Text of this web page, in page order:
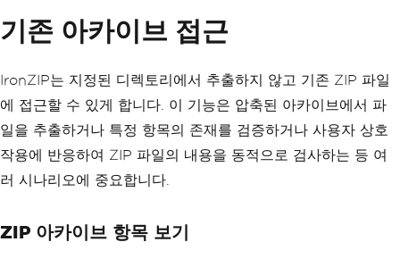
기존 아카이브 접근
IronZIP는 지정된 디렉토리에서 추출하지 않고 기존 ZIP 파일
에 접근할 수 있게 합니다. 이 기능은 압축된 아카이브에서 파
일을 추출하거나 특정 항목의 존재를 검증하거나 사용자 상호
작용에 반응하여 ZIP 파일의 내용을 동적으로 검사하는 등 여
러 시나리오에 중요합니다.
ZIP 아카이브 항목 보기